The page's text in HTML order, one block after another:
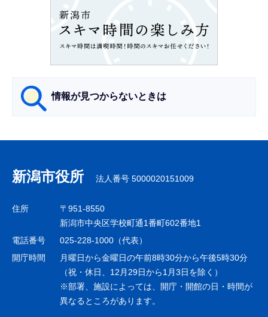
情報が見つからないときは
ナ
ビ
ゲ
シ
ョ
新潟市役所 法人番号 5000020151009
住所
〒951-8550
新潟市中央区学校町通1番町602番地1
電話番号
025-228-1000（代表）
開庁時間
月曜日から金曜日の午前8時30分から午後5時30分
（祝・休日、12月29日から1月3日を除く）
※部署、施設によっては、開庁・開館の日・時間が
異なるところがあります。